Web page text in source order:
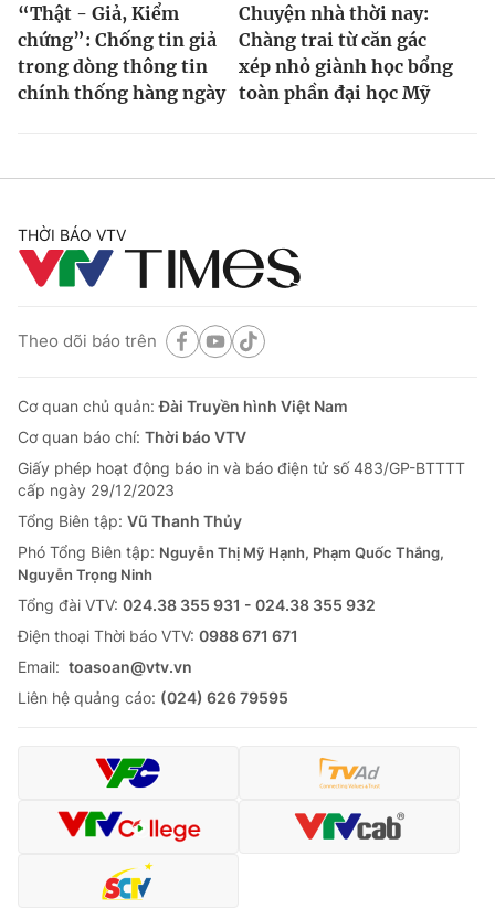
“Thật - Giả, Kiểm
chứng”: Chống tin giả
trong dòng thông tin
chính thống hàng ngày
Chuyện nhà thời nay:
Chàng trai từ căn gác
xép nhỏ giành học bổng
toàn phần đại học Mỹ
THỜI BÁO VTV
Theo dõi báo trên
Cơ quan chủ quản:Đài Truyền hình Việt Nam
Cơ quan báo chí: Thời báo VTV
Giấy phép hoạt động báo in và báo điện tử số 483/GP-BTTTT
cấp ngày 29/12/2023
Tổng Biên tập: Vũ Thanh Thủy
Phó Tổng Biên tập: Nguyễn Thị Mỹ Hạnh, Phạm Quốc Thắng,
Nguyễn Trọng Ninh
Tổng đài VTV: 024.38 355 931 - 024.38 355 932
Ðiện thoại Thời báo VTV: 0988 671 671
Email: toasoan@vtv.vn
Liên hệ quảng cáo: (024) 626 79595